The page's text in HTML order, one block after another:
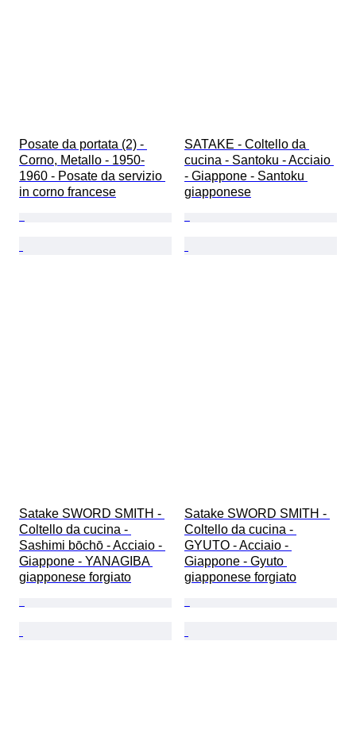
Posate da portata (2) -
Corno, Metallo - 1950-
1960 - Posate da servizio
in corno francese
SATAKE - Coltello da
cucina - Santoku - Acciaio
- Giappone - Santoku
giapponese
Satake SWORD SMITH -
Coltello da cucina -
Sashimi bōchō - Acciaio -
Giappone - YANAGIBA
giapponese forgiato
Satake SWORD SMITH -
Coltello da cucina -
GYUTO - Acciaio -
Giappone - Gyuto
giapponese forgiato